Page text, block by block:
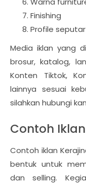
Finishing
Profile
Media iklan yang
brosur, katalog,
Konten Tiktok,
lainnya sesuai
silahkan hubungi
Contoh
Contoh iklan
bentuk untuk
dan selling.